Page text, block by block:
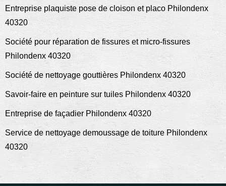
Entreprise plaquiste pose de cloison et placo Philondenx
40320
Société pour réparation de fissures et micro-fissures
Philondenx 40320
Société de nettoyage gouttières Philondenx 40320
Savoir-faire en peinture sur tuiles Philondenx 40320
Entreprise de façadier Philondenx 40320
Service de nettoyage demoussage de toiture Philondenx
40320